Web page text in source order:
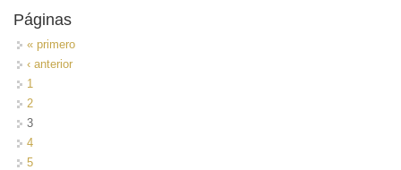
Páginas
« primero
‹ anterior
1
2
3
4
5